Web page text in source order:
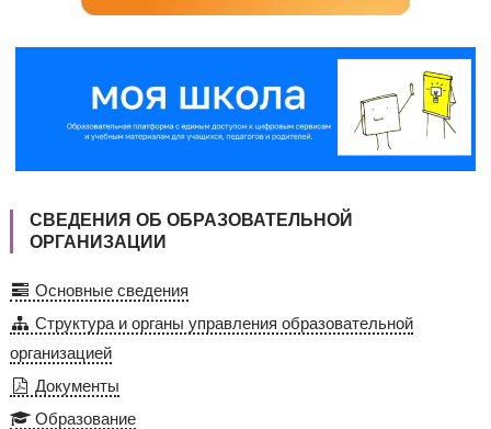
СВЕДЕНИЯ ОБ ОБРАЗОВАТЕЛЬНОЙ
ОРГАНИЗАЦИИ
Основные сведения
Структура и органы управления образовательной
организацией
Документы
Образование